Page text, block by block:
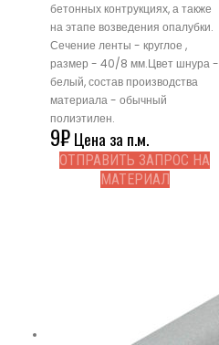
бетонных контрукциях, а также
на этапе возведения опалубки.
Сечение ленты - круглое ,
размер - 40/8 мм.Цвет шнура -
белый, состав производства
материала - обычный
полиэтилен.
9₽Цена за п.м.
ОТПРАВИТЬ ЗАПРОС НА
МАТЕРИАЛ